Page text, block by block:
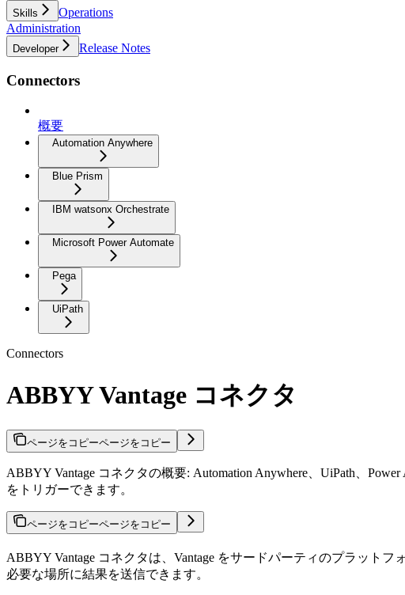
Skills
Operations
Administration
Developer Release Notes
Connectors
概要
Automation Anywhere
Blue Prism
IBM watsonx Orchestrate
Microsoft Power Automate
Pega
UiPath
Connectors
ABBYY Vantage コネクタ
ページをコピーページをコピー
ABBYY Vantage コネクタの概要: Automation Anywhere、UiPath、
をトリガーできます。
ページをコピーページをコピー
ABBYY Vantage コネクタは、Vantage をサードパーティのプラット
必要な場所に結果を送信できます。